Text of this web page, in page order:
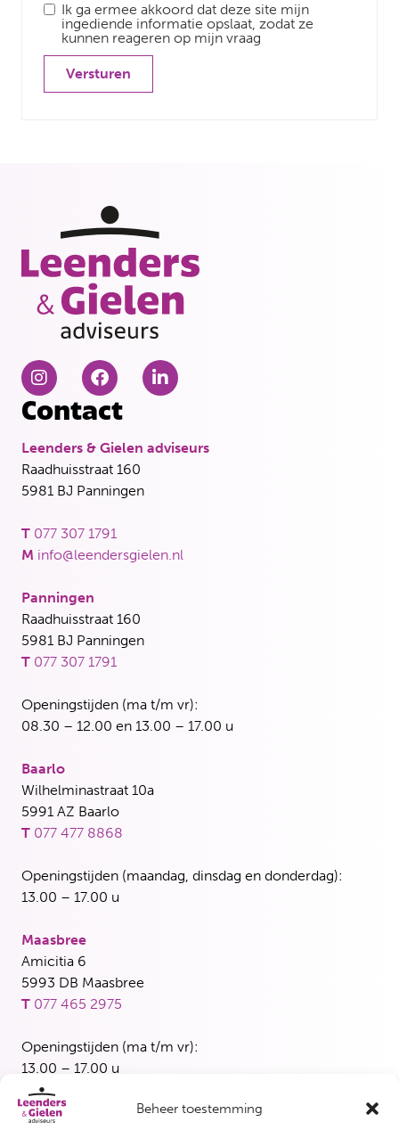
Beheer toestemming
Ik ga ermee akkoord dat deze site mijn
ingediende informatie opslaat, zodat ze
kunnen reageren op mijn vraag
Versturen
Contact
Leenders & Gielen adviseurs
Raadhuisstraat 160
5981 BJ Panningen
T 077 307 1791
M info@leendersgielen.nl
Panningen
Raadhuisstraat 160
5981 BJ Panningen
T 077 307 1791
Openingstijden (ma t/m vr):
08.30 – 12.00 en 13.00 – 17.00 u
Baarlo
Wilhelminastraat 10a
5991 AZ Baarlo
T 077 477 8868
Openingstijden (maandag, dinsdag en donderdag):
13.00 – 17.00 u
Maasbree
Amicitia 6
5993 DB Maasbree
T 077 465 2975
Openingstijden (ma t/m vr):
13.00 – 17.00 u
Blerick